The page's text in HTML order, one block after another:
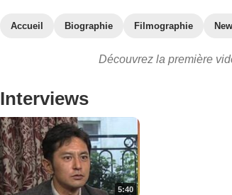
Accueil Biographie Filmographie
Découvrez la première
Interviews
5:40